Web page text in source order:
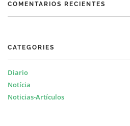
COMENTARIOS RECIENTES
CATEGORIES
Diario
Notícia
Noticias-Artículos